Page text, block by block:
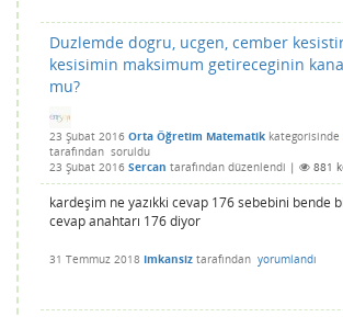
Duzlemde dogru, ucgen, cember
kesisimin maksimum getireceginin
mu?
23 Şubat 2016 Orta Öğretim Matematik kategorisinde
tarafından soruldu
23 Şubat 2016 Sercan tarafından düzenlendi | 881
kardeşim ne yazıkki cevap 176 sebebini bende
cevap anahtarı 176 diyor
31 Temmuz 2018 Imkansiz tarafından yorumlandı